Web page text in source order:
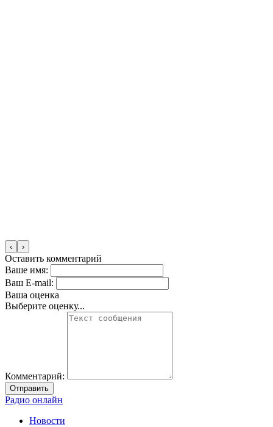
‹ ›
Оставить комментарий
Ваше имя:
Ваш E-mail:
Ваша оценка
Выберите оценку...
Комментарий:
Отправить
Радио онлайн
Новости